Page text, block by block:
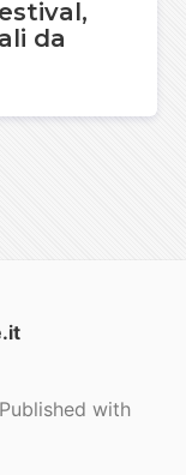
da
with